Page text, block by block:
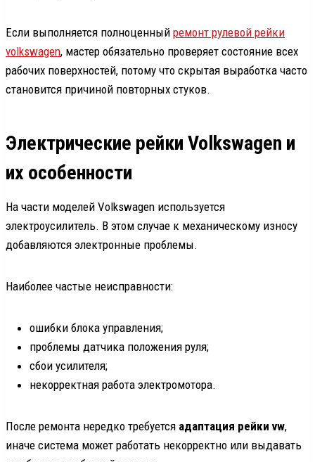
Если выполняется полноценный ремонт рулевой рейки
volkswagen, мастер обязательно проверяет состояние всех
рабочих поверхностей, потому что скрытая выработка часто
становится причиной повторных стуков.
Электрические рейки Volkswagen и
их особенности
На части моделей Volkswagen используется
электроусилитель. В этом случае к механическому износу
добавляются электронные проблемы.
Наиболее частые неисправности:
ошибки блока управления;
проблемы датчика положения руля;
сбои усилителя;
некорректная работа электромотора.
После ремонта нередко требуется адаптация рейки vw,
иначе система может работать некорректно или выдавать